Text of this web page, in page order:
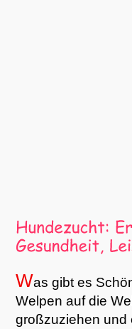
Was gibt es
Welpen auf die
großzuziehen und